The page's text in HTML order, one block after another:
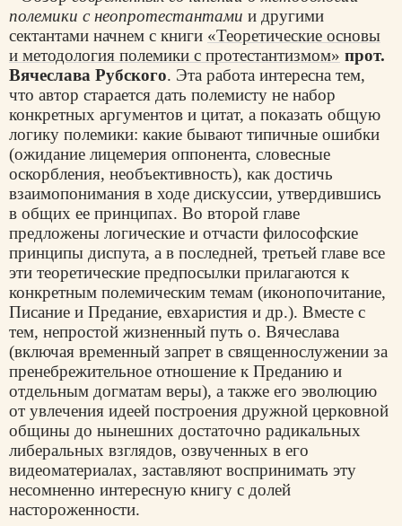
полемики с неопротестантами и другими
сектантами начнем с книги «Теоретические основы
и методология полемики с протестантизмом» прот.
Вячеслава Рубского. Эта работа интересна тем,
что автор старается дать полемисту не набор
конкретных аргументов и цитат, а показать общую
логику полемики: какие бывают типичные ошибки
(ожидание лицемерия оппонента, словесные
оскорбления, необъективность), как достичь
взаимопонимания в ходе дискуссии, утвердившись
в общих ее принципах. Во второй главе
предложены логические и отчасти философские
принципы диспута, а в последней, третьей главе все
эти теоретические предпосылки прилагаются к
конкретным полемическим темам (иконопочитание,
Писание и Предание, евхаристия и др.). Вместе с
тем, непростой жизненный путь о. Вячеслава
(включая временный запрет в священнослужении за
пренебрежительное отношение к Преданию и
отдельным догматам веры), а также его эволюцию
от увлечения идеей построения дружной церковной
общины до нынешних достаточно радикальных
либеральных взглядов, озвученных в его
видеоматериалах, заставляют воспринимать эту
несомненно интересную книгу с долей
настороженности.